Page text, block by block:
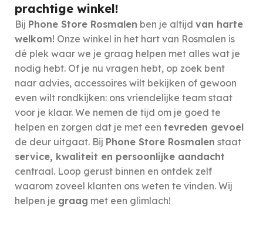
prachtige winkel!
Bij Phone Store Rosmalen ben je altijd van harte
welkom! Onze winkel in het hart van Rosmalen is
dé plek waar we je graag helpen met alles wat je
nodig hebt. Of je nu vragen hebt, op zoek bent
naar advies, accessoires wilt bekijken of gewoon
even wilt rondkijken: ons vriendelijke team staat
voor je klaar. We nemen de tijd om je goed te
helpen en zorgen dat je met een tevreden gevoel
de deur uitgaat. Bij Phone Store Rosmalen staat
service, kwaliteit en persoonlijke aandacht
centraal. Loop gerust binnen en ontdek zelf
waarom zoveel klanten ons weten te vinden. Wij
helpen je graag met een glimlach!